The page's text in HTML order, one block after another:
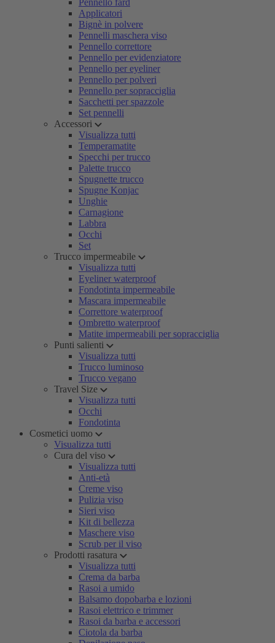
Pennello fard
Applicatori
Bignè in polvere
Pennelli maschera viso
Pennello correttore
Pennello per evidenziatore
Pennello per eyeliner
Pennello per polveri
Pennello per sopracciglia
Sacchetti per spazzole
Set pennelli
Accessori
Visualizza tutti
Temperamatite
Specchi per trucco
Palette trucco
Spugnette trucco
Spugne Konjac
Unghie
Carnagione
Labbra
Occhi
Set
Trucco impermeabile
Visualizza tutti
Eyeliner waterproof
Fondotinta impermeabile
Mascara impermeabile
Correttore waterproof
Ombretto waterproof
Matite impermeabili per sopracciglia
Punti salienti
Visualizza tutti
Trucco luminoso
Trucco vegano
Travel Size
Visualizza tutti
Occhi
Fondotinta
Cosmetici uomo
Visualizza tutti
Cura del viso
Visualizza tutti
Anti-età
Creme viso
Pulizia viso
Sieri viso
Kit di bellezza
Maschere viso
Scrub per il viso
Prodotti rasatura
Visualizza tutti
Crema da barba
Rasoi a umido
Balsamo dopobarba e lozioni
Rasoi elettrico e trimmer
Rasoi da barba e accessori
Ciotola da barba